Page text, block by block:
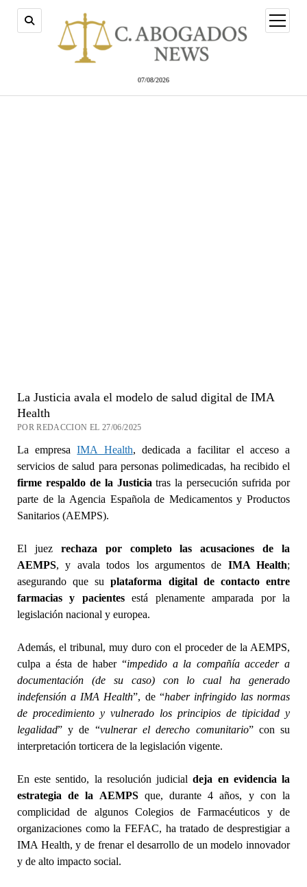
07/08/2026
abrir
menú
La Justicia avala el modelo de salud digital de IMA
Health
POR REDACCION EL 27/06/2025
La empresaIMA Health, dedicada a facilitar el acceso a
servicios de salud para personas polimedicadas, ha recibido el
firme respaldo de la Justiciatras la persecución sufrida por
parte de la Agencia Española de Medicamentos y Productos
Sanitarios (AEMPS).
El juez rechaza por completo las acusaciones de la
AEMPS, y avala todos los argumentos de IMA Health;
asegurando que suplataforma digital de contacto entre
farmacias y pacientesestá plenamente amparada por la
legislación nacional y europea.
Además, el tribunal, muy duro con el proceder de la AEMPS,
culpa a ésta de haber “impedido a la compañía acceder a
documentación (de su caso) con lo cual ha generado
indefensión a IMA Health”, de “haber infringido las normas
de procedimiento y vulnerado los principios de tipicidad y
legalidad” y de “vulnerar el derecho comunitario” con su
interpretación torticera de la legislación vigente.
En este sentido, la resolución judicialdeja en evidencia la
estrategia de la AEMPS que, durante 4 años, y con la
complicidad de algunos Colegios de Farmacéuticos y de
organizaciones como la FEFAC, ha tratado de desprestigiar a
IMA Health, y de frenar el desarrollo de un modelo innovador
y de alto impacto social.